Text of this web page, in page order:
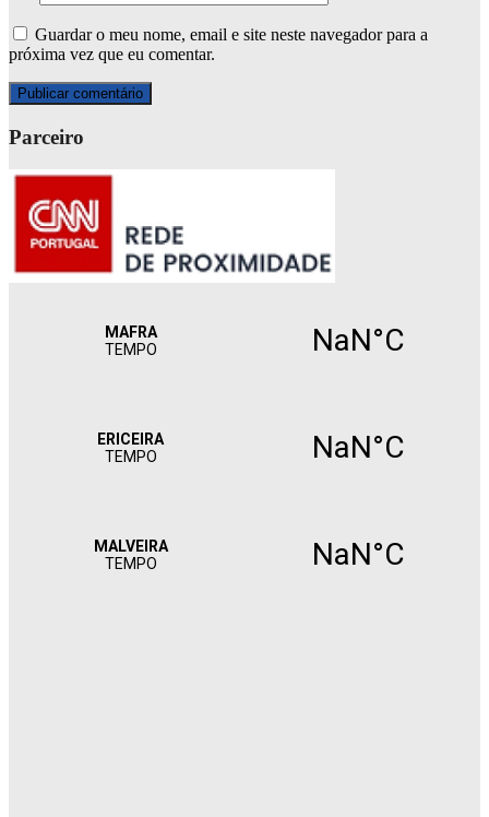
Guardar o meu nome, email e site neste navegador para a
próxima vez que eu comentar.
Parceiro